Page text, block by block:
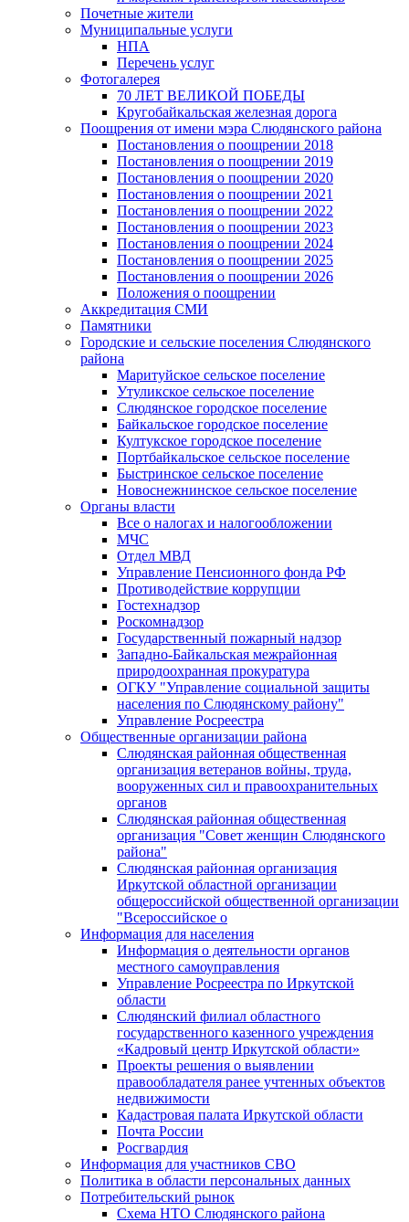
Почетные жители
Муниципальные услуги
НПА
Перечень услуг
Фотогалерея
70 ЛЕТ ВЕЛИКОЙ ПОБЕДЫ
Кругобайкальская железная дорога
Поощрения от имени мэра Слюдянского района
Постановления о поощрении 2018
Постановления о поощрении 2019
Постановления о поощрении 2020
Постановления о поощрении 2021
Постановления о поощрении 2022
Постановления о поощрении 2023
Постановления о поощрении 2024
Постановления о поощрении 2025
Постановления о поощрении 2026
Положения о поощрении
Аккредитация СМИ
Памятники
Городские и сельские поселения Слюдянского
района
Маритуйское сельское поселение
Утуликское сельское поселение
Слюдянское городское поселение
Байкальское городское поселение
Култукское городское поселение
Портбайкальское сельское поселение
Быстринское сельское поселение
Новоснежнинское сельское поселение
Органы власти
Все о налогах и налогообложении
МЧС
Отдел МВД
Управление Пенсионного фонда РФ
Противодействие коррупции
Гостехнадзор
Роскомнадзор
Государственный пожарный надзор
Западно-Байкальская межрайонная
природоохранная прокуратура
ОГКУ "Управление социальной защиты
населения по Слюдянскому району"
Управление Росреестра
Общественные организации района
Слюдянская районная общественная
организация ветеранов войны, труда,
вооруженных сил и правоохранительных
органов
Слюдянская районная общественная
организация "Совет женщин Слюдянского
района"
Слюдянская районная организация
Иркутской областной организации
общероссийской общественной организации
"Всероссийское о
Информация для населения
Информация о деятельности органов
местного самоуправления
Управление Росреестра по Иркутской
области
Слюдянский филиал областного
государственного казенного учреждения
«Кадровый центр Иркутской области»
Проекты решения о выявлении
правообладателя ранее учтенных объектов
недвижимости
Кадастровая палата Иркутской области
Почта России
Росгвардия
Информация для участников СВО
Политика в области персональных данных
Потребительский рынок
Схема НТО Слюдянского района